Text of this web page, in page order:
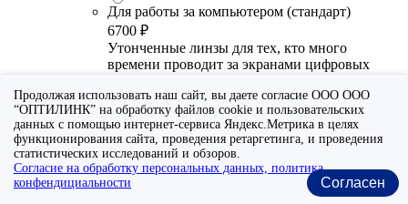
Для работы за компьютером (стандарт)
6700 ₽
Утонченные линзы для тех, кто много
времени проводит за экранами цифровых
блокер) помогает снизить воздействие
синего света от излучения мониторов.
Рекомендуются для использования во
время работы с гаджетами, не для
постоянного ношения. Линзы
производства Сербии или Ю.-В. Азии.
Продолжая использовать наш сайт, вы даете согласие ООО ООО
“ОПТИЛИНК” на обработку файлов cookie и пользовательских
данных с помощью интернет-сервиса Яндекс.Метрика в целях
функционирования сайта, проведения ретаргетинга, и проведения
статистических исследований и обзоров.
Согласие на обработку персональных данных, политика
конфендициальности
Согласен